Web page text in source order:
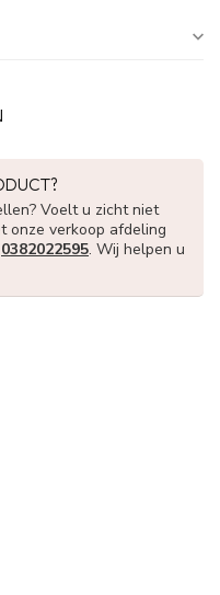
Voelt u zicht niet
onze verkoop afdeling
0382022595. Wij helpen u